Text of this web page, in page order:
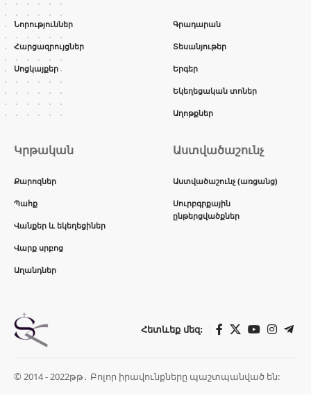
Նորություններ
Հարցազրույցներ
Սոցկայքեր
Գրադարան
Տեսանյութեր
Երգեր
Եկեղեցական տոներ
Աղոթքներ
Կրթական
Քարոզներ
Պահք
Վանքեր և եկեղեցիներ
Վարք սրբոց
Աղանդներ
Աստվածաշունչ
Աստվածաշունչ (առցանց)
Սուրբգրքային
ընթերցվածքներ
Հետևեք մեզ:
© 2014 - 2022թթ․ Բոլոր իրավունքները պաշտպանված են: